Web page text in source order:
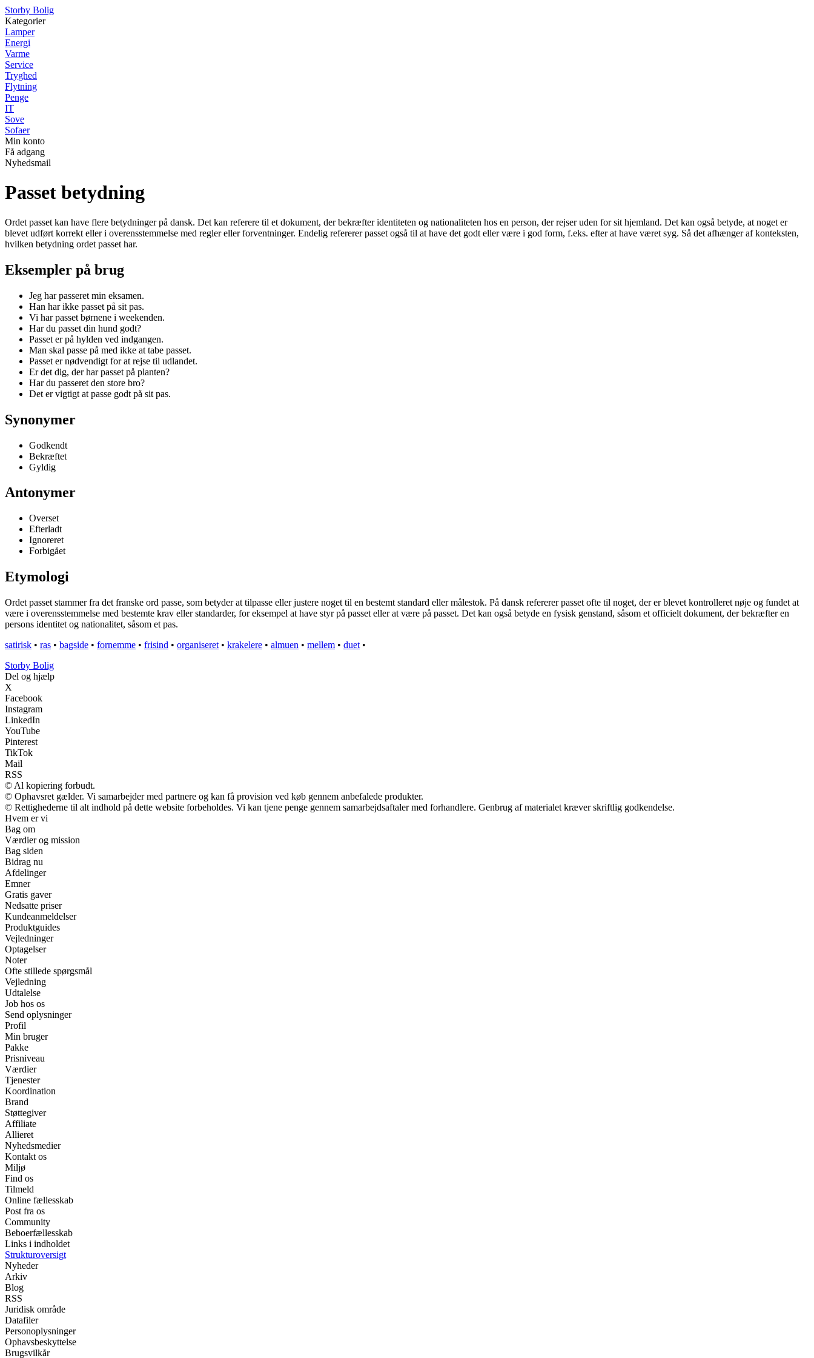
Storby Bolig
Kategorier
Lamper
Energi
Varme
Service
Tryghed
Flytning
Penge
IT
Sove
Sofaer
Min konto
Få adgang
Nyhedsmail
Passet betydning
Ordet passet kan have flere betydninger på dansk. Det kan referere til et dokument, der bekræfter identiteten og nationaliteten hos en person, der rejser uden for sit hjemland. Det kan også betyde, at noget er
blevet udført korrekt eller i overensstemmelse med regler eller forventninger. Endelig refererer passet også til at have det godt eller være i god form, f.eks. efter at have været syg. Så det afhænger af konteksten,
hvilken betydning ordet passet har.
Eksempler på brug
Jeg har passeret min eksamen.
Han har ikke passet på sit pas.
Vi har passet børnene i weekenden.
Har du passet din hund godt?
Passet er på hylden ved indgangen.
Man skal passe på med ikke at tabe passet.
Passet er nødvendigt for at rejse til udlandet.
Er det dig, der har passet på planten?
Har du passeret den store bro?
Det er vigtigt at passe godt på sit pas.
Synonymer
Godkendt
Bekræftet
Gyldig
Antonymer
Overset
Efterladt
Ignoreret
Forbigået
Etymologi
Ordet passet stammer fra det franske ord passe, som betyder at tilpasse eller justere noget til en bestemt standard eller målestok. På dansk refererer passet ofte til noget, der er blevet kontrolleret nøje og fundet at
være i overensstemmelse med bestemte krav eller standarder, for eksempel at have styr på passet eller at være på passet. Det kan også betyde en fysisk genstand, såsom et officielt dokument, der bekræfter en
persons identitet og nationalitet, såsom et pas.
satirisk • ras • bagside • fornemme • frisind • organiseret • krakelere • almuen • mellem • duet •
Storby Bolig
Del og hjælp
X
Facebook
Instagram
LinkedIn
YouTube
Pinterest
TikTok
Mail
RSS
© Al kopiering forbudt.
© Ophavsret gælder. Vi samarbejder med partnere og kan få provision ved køb gennem anbefalede produkter.
© Rettighederne til alt indhold på dette website forbeholdes. Vi kan tjene penge gennem samarbejdsaftaler med forhandlere. Genbrug af materialet kræver skriftlig godkendelse.
Hvem er vi
Bag om
Værdier og mission
Bag siden
Bidrag nu
Afdelinger
Emner
Gratis gaver
Nedsatte priser
Kundeanmeldelser
Produktguides
Vejledninger
Optagelser
Noter
Ofte stillede spørgsmål
Vejledning
Udtalelse
Job hos os
Send oplysninger
Profil
Min bruger
Pakke
Prisniveau
Værdier
Tjenester
Koordination
Brand
Støttegiver
Affiliate
Allieret
Nyhedsmedier
Kontakt os
Miljø
Find os
Tilmeld
Online fællesskab
Post fra os
Community
Beboerfællesskab
Links i indholdet
Strukturoversigt
Nyheder
Arkiv
Blog
RSS
Juridisk område
Datafiler
Personoplysninger
Ophavsbeskyttelse
Brugsvilkår